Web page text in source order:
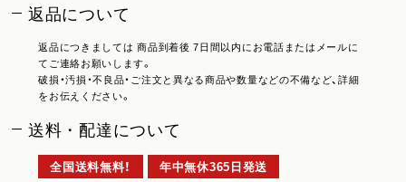
返品について
返品につきましては 商品到着後 7日間以内にお電話またはメールに
てご連絡お願いします。
破損・汚損・不良品・ご注文と異なる商品や数量などの不備など、詳細
をお伝えください。
送料・配達について
全国送料無料！ 年中無休365日発送